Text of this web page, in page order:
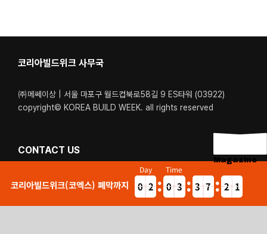
코리아빌드위크 사무국
㈜메쎄이상 | 서울 마포구 월드컵북로58길 9 ES타워 (03922)
copyright© KOREA BUILD WEEK. all rights reserved
CONTACT US
Tel. 02-6121-6400 / 1600-5340
운영시간. 월-금 : 09:00 – 18:00 (점심시간: 12:40 – 13:40)
코리아빌드위크(코엑스) 폐막까지
Day
0
9 2
1
Time
0
5 3
2 3
2 7
6 2
1 1
0
Magazine